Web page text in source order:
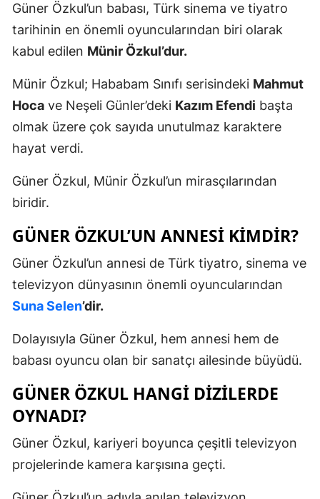
Güner Özkul’un babası, Türk sinema ve tiyatro
tarihinin en önemli oyuncularından biri olarak
kabul edilen Münir Özkul’dur.
Münir Özkul; Hababam Sınıfı serisindeki Mahmut
Hoca ve Neşeli Günler’deki Kazım Efendi başta
olmak üzere çok sayıda unutulmaz karaktere
hayat verdi.
Güner Özkul, Münir Özkul’un mirasçılarından
biridir.
GÜNER ÖZKUL’UN ANNESI KIMDIR?
Güner Özkul’un annesi de Türk tiyatro, sinema ve
televizyon dünyasının önemli oyuncularından
Suna Selen’dir.
Dolayısıyla Güner Özkul, hem annesi hem de
babası oyuncu olan bir sanatçı ailesinde büyüdü.
GÜNER ÖZKUL HANGI DIZILERDE
OYNADI?
Güner Özkul, kariyeri boyunca çeşitli televizyon
projelerinde kamera karşısına geçti.